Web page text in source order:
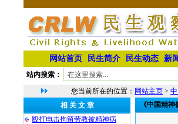
网站首页 民生简介 民生动态 新
站内搜索：
您当前所在的位置： 网站主页 >
相 关 文 章
殴打电击拘留劳教被精神病
《中国精